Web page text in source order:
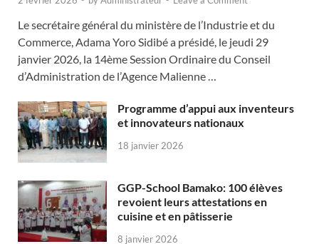
Le secrétaire général du ministère de l’Industrie et du
Commerce, Adama Yoro Sidibé a présidé, le jeudi 29
janvier 2026, la 14ème Session Ordinaire du Conseil
d’Administration de l’Agence Malienne …
Programme d’appui aux inventeurs
et innovateurs nationaux
18 janvier 2026
GGP-School Bamako: 100 élèves
revoient leurs attestations en
cuisine et en pâtisserie
8 janvier 2026